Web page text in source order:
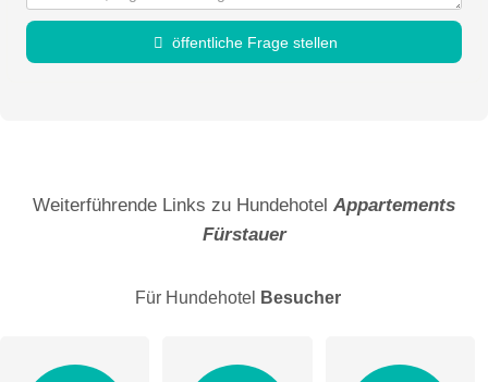
öffentliche Frage stellen
Weiterführende Links zu Hundehotel Appartements
Fürstauer
Für Hundehotel Besucher